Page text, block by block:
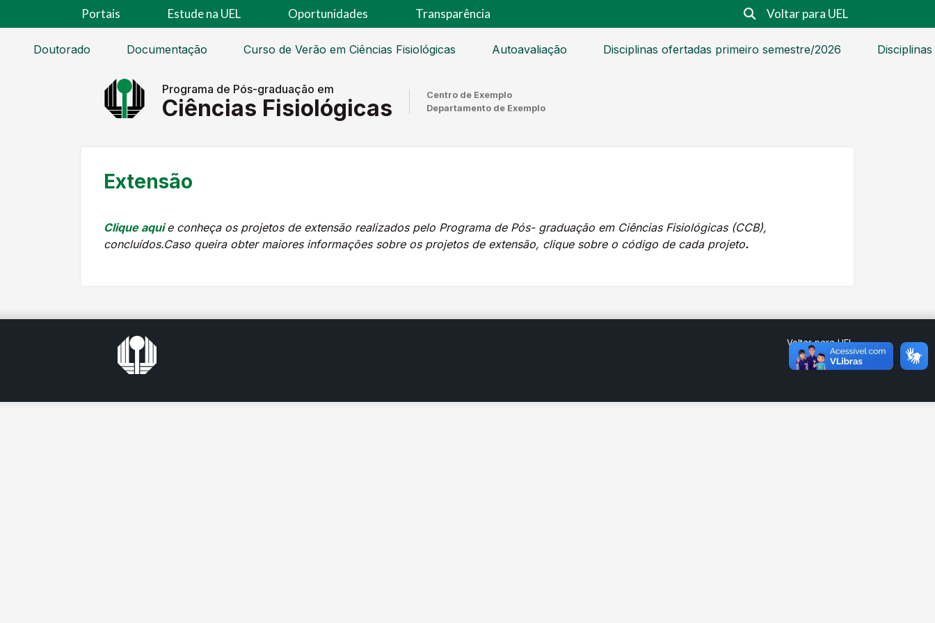
Portais Estude na UEL Oportunidades Transparência Voltar para UEL
Doutorado Documentação Curso de Verão em Ciências Fisiológicas Autoavaliação Disciplinas ofertadas primeiro semestre/2026
Programa de Pós-graduação em
Ciências Fisiológicas
Centro de Exemplo
Departamento de Exemplo
Extensão
Clique aqui e conheça os projetos de extensão realizados pelo Programa de Pós- graduação em Ciências Fisiológicas (CCB),
concluídos.Caso queira obter maiores informações sobre os projetos de extensão, clique sobre o código de cada projeto.
Voltar para UEL